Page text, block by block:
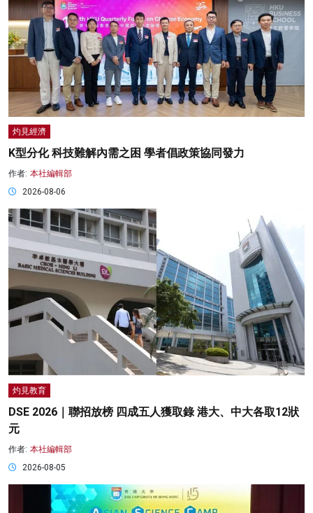
灼見經濟
K型分化 科技難解內需之困 學者倡政策協同發力
作者: 本社編輯部
2026-08-06
灼見教育
DSE 2026｜聯招放榜 四成五人獲取錄 港大、中大各取12狀
元
作者: 本社編輯部
2026-08-05